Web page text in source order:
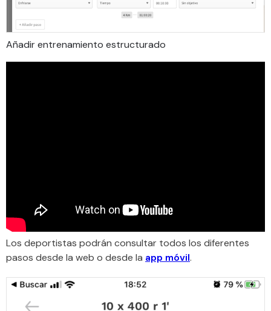
Añadir entrenamiento estructurado
Los deportistas podrán consultar todos los diferentes
pasos desde la web o desde la app móvil.